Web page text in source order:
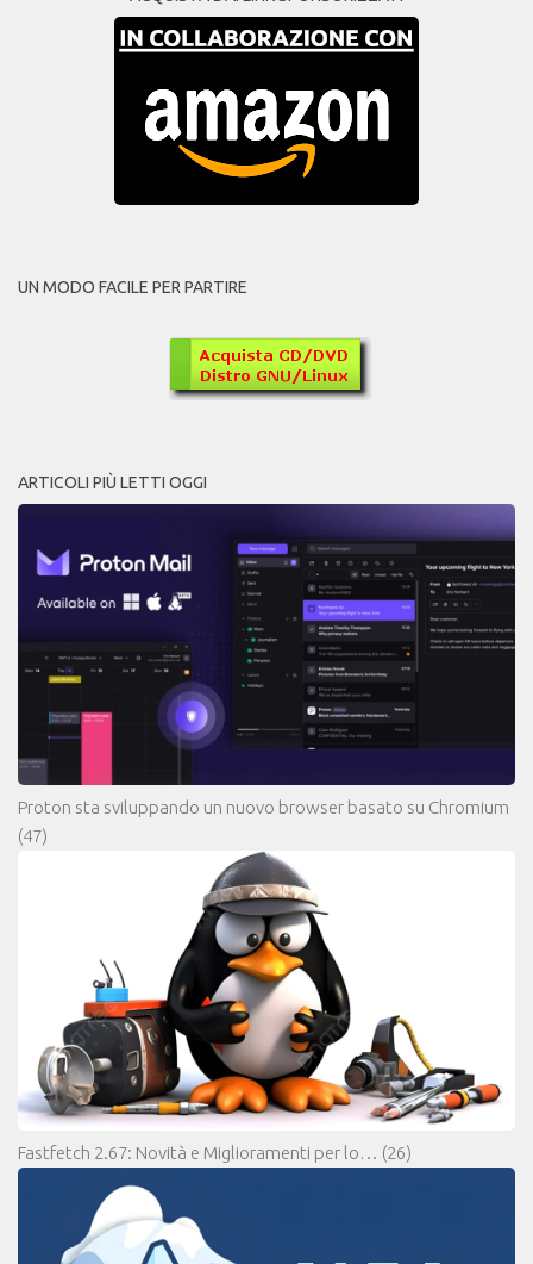
UN MODO FACILE PER PARTIRE
ARTICOLI PIÙ LETTI OGGI
Proton sta sviluppando un nuovo browser basato su Chromium
(47)
Fastfetch 2.67: Novità e Miglioramenti per lo… (26)